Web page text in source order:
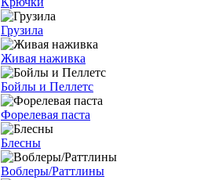
Грузила
Живая наживка
Бойлы и Пеллетс
Форелевая паста
Блесны
Воблеры/Раттлины